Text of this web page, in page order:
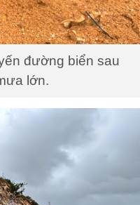
đường biển sau
lớn.